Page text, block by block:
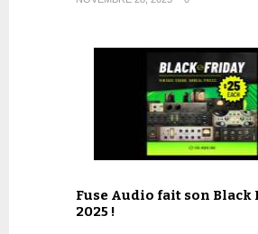
Fuse Audio fait son Black
2025 !